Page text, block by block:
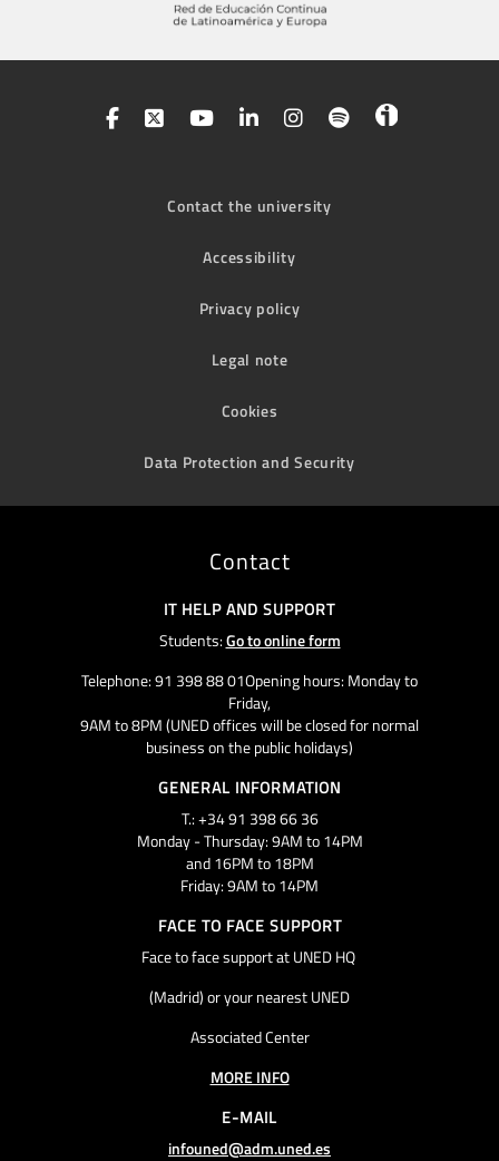
Contact the university
Accessibility
Privacy policy
Legal note
Cookies
Data Protection and Security
Contact
IT HELP AND SUPPORT
Students:Go to online form
Telephone: 91 398 88 01Opening hours: Monday to
Friday,
9AM to 8PM (UNED offices will be closed for normal
business on the public holidays)
GENERAL INFORMATION
T.: +34 91 398 66 36
Monday - Thursday: 9AM to 14PM
and 16PM to 18PM
Friday: 9AM to 14PM
FACE TO FACE SUPPORT
Face to face support at UNED HQ
(Madrid) or your nearest UNED
Associated Center
MORE INFO
E-MAIL
infouned@adm.uned.es